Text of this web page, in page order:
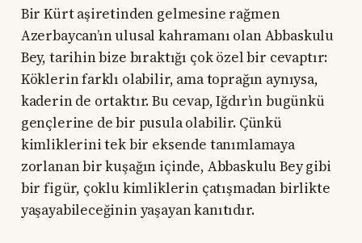
Bir Kürt aşiretinden gelmesine rağmen
Azerbaycan’ın ulusal kahramanı olan Abbaskulu
Bey, tarihin bize bıraktığı çok özel bir cevaptır:
Köklerin farklı olabilir, ama toprağın aynıysa,
kaderin de ortaktır. Bu cevap, Iğdır’ın bugünkü
gençlerine de bir pusula olabilir. Çünkü
kimliklerini tek bir eksende tanımlamaya
zorlanan bir kuşağın içinde, Abbaskulu Bey gibi
bir figür, çoklu kimliklerin çatışmadan birlikte
yaşayabileceğinin yaşayan kanıtıdır.